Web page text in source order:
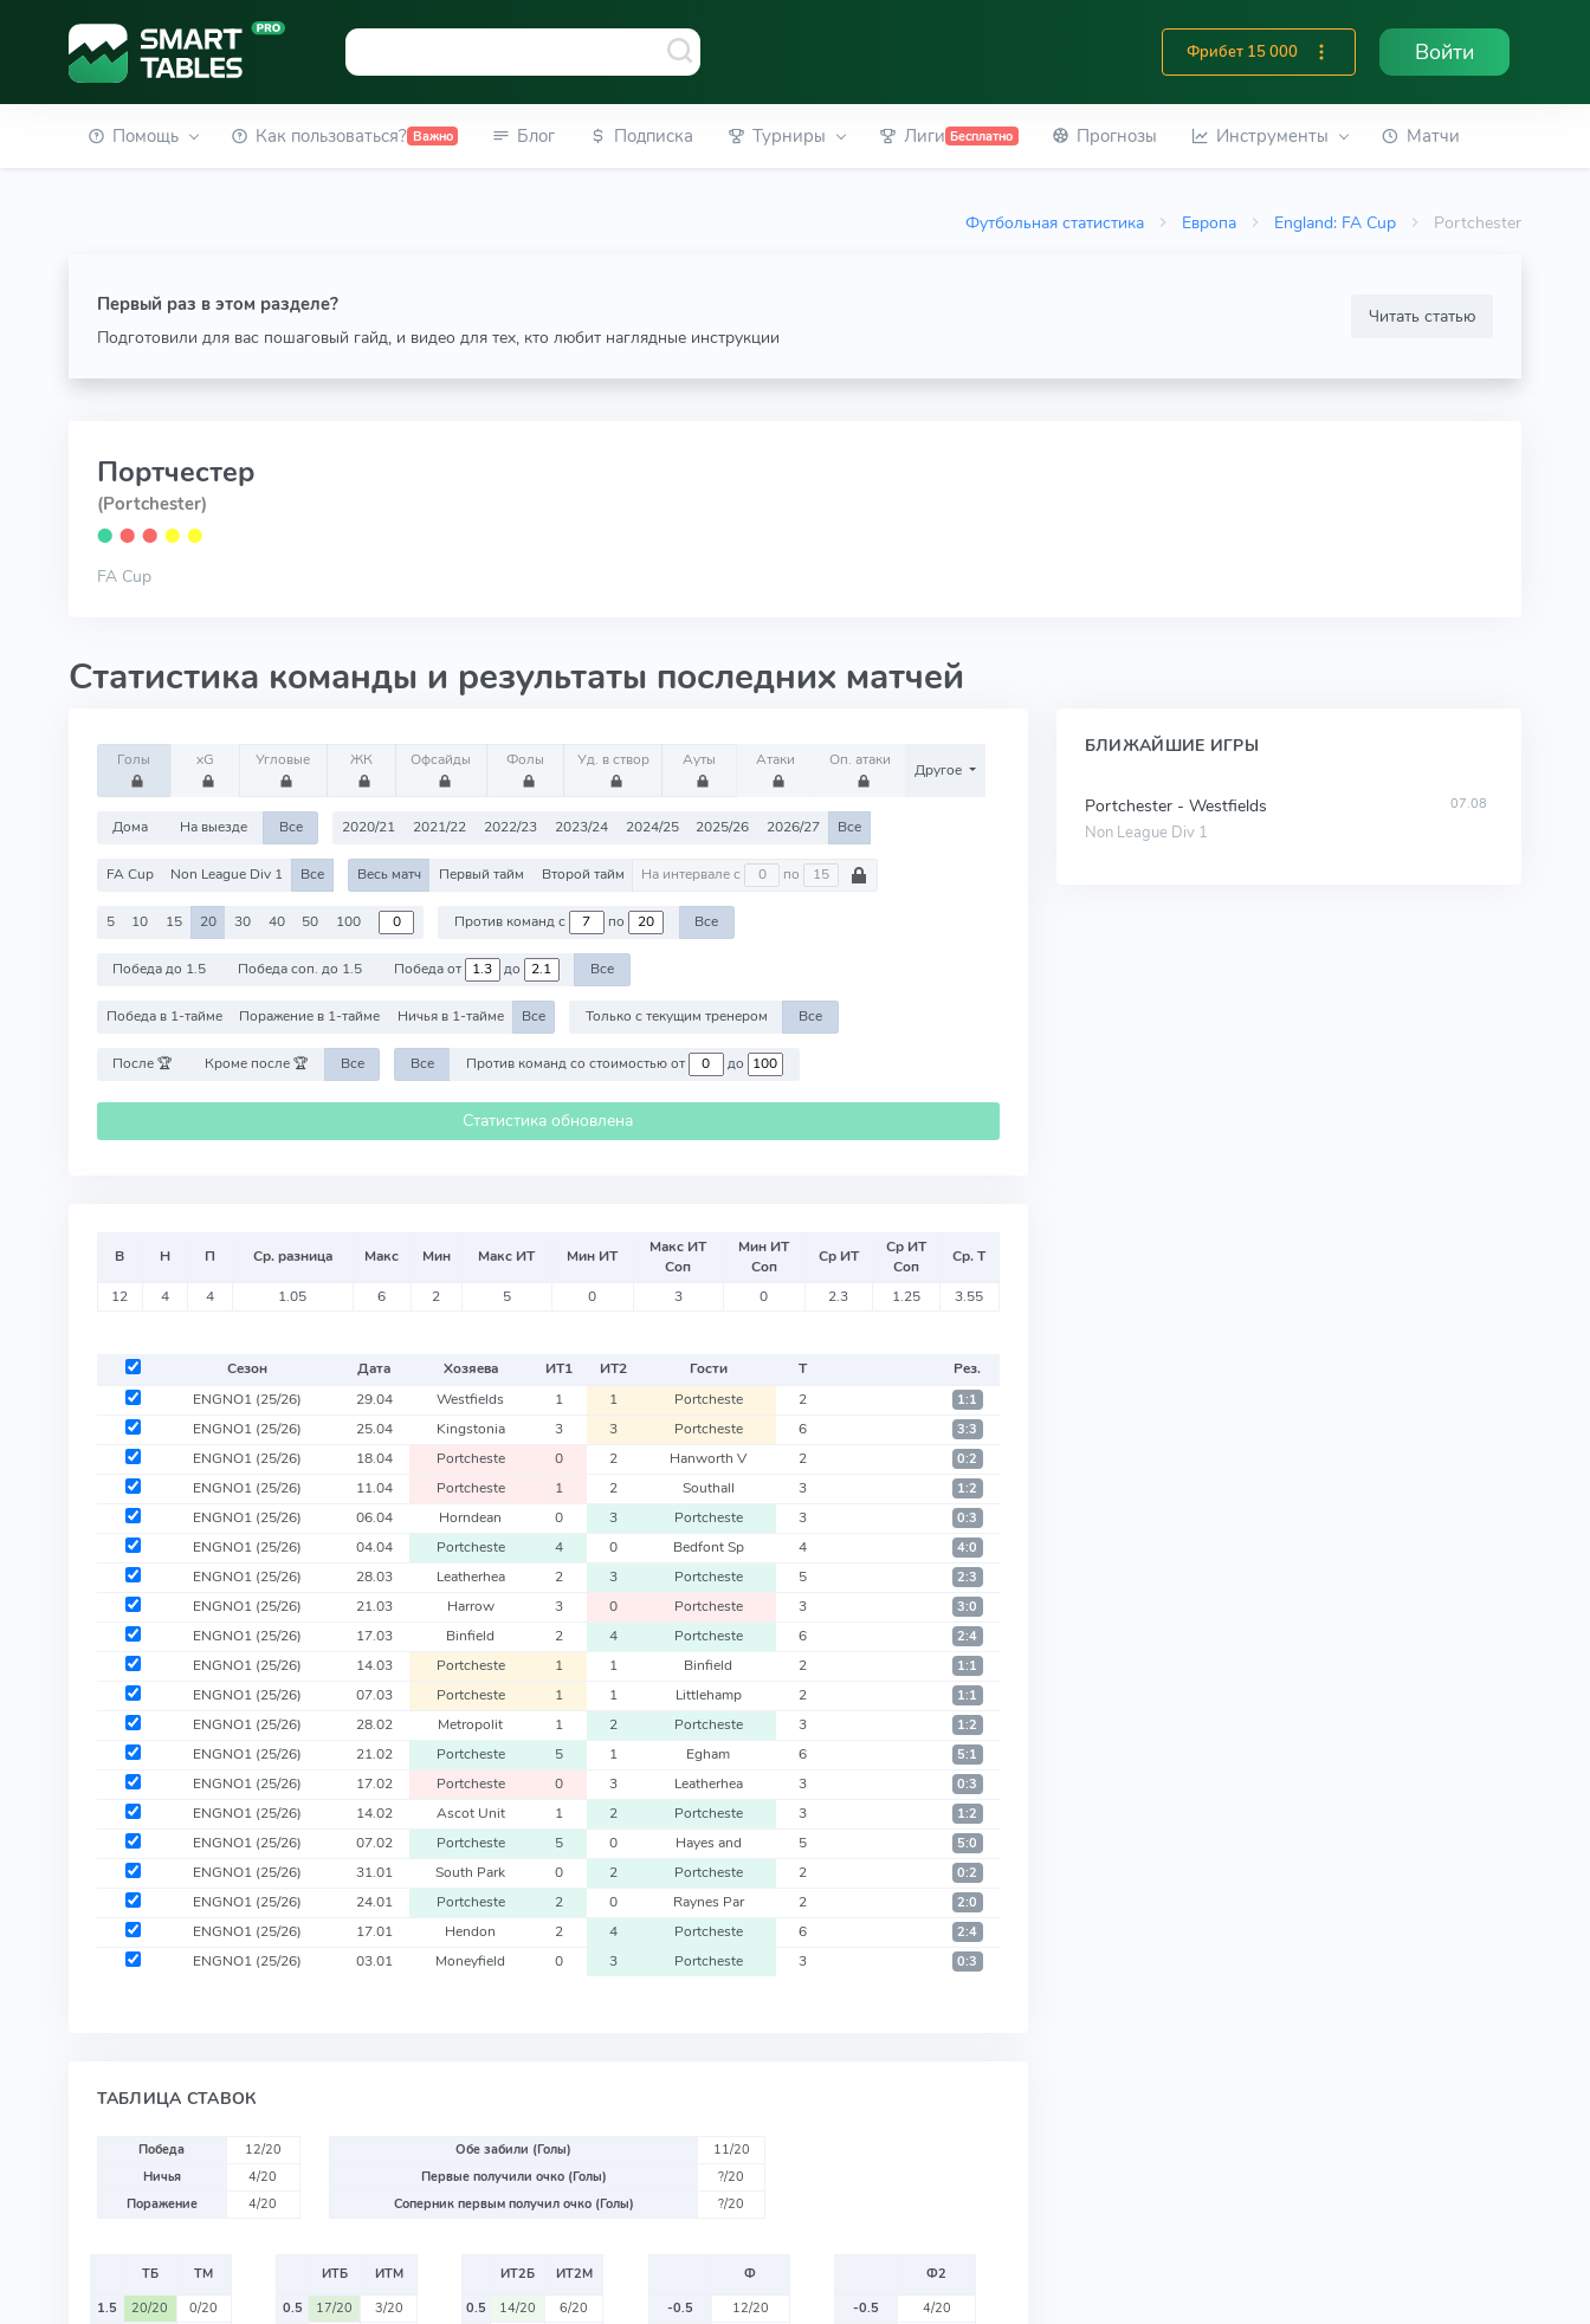
Фрибет 15 000 Войти
Помощь Как пользоваться? Важно Блог Подписка Турниры Лиги Бесплатно Прогнозы Инструменты Матчи
Футбольная статистика Европа England: FA Cup Portchester
Первый раз в этом разделе?
Подготовили для вас пошаговый гайд, и видео для тех, кто любит наглядные инструкции
Читать статью
Портчестер
(Portchester)
⬤ ⬤ ⬤ ⬤ ⬤
FA Cup
Статистика команды и результаты последних матчей
Голы xG Угловые ЖК Офсайды Фолы Уд. в створ Ауты Атаки Оп. атаки
Другое
Дома На выезде Все 2020/21 2021/22 2022/23 2023/24 2024/25 2025/26 2026/27 Все
FA Cup Non League Div 1 Все Весь матч Первый тайм Второй тайм На интервале с по
5 10 15 20 30 40 50 100 Против команд с по Все
Победа до 1.5 Победа соп. до 1.5 Победа от до Все
Победа в 1-тайме Поражение в 1-тайме Ничья в 1-тайме Все Только с текущим тренером Все
После 🏆 Кроме после 🏆 Все Все Против команд со стоимостью от до
Статистика обновлена
В Н П Ср. разница Макс Мин Макс ИТ Мин ИТ
Макс ИТ
Соп
Мин ИТ
Соп
Ср ИТ
Ср ИТ
Соп
Ср. Т
12 4 4 1.05 6 2 5 0 3 0 2.3 1.25 3.55
Сезон Дата Хозяева ИТ1 ИТ2 Гости Т
Рез.
ENGNO1 (25/26) 29.04 Westfields 1 1 Portcheste 2 1:1
ENGNO1 (25/26) 25.04 Kingstonia 3 3 Portcheste 6 3:3
ENGNO1 (25/26) 18.04 Portcheste 0 2 Hanworth V 2 0:2
ENGNO1 (25/26) 11.04 Portcheste 1 2 Southall 3 1:2
ENGNO1 (25/26) 06.04 Horndean 0 3 Portcheste 3 0:3
ENGNO1 (25/26) 04.04 Portcheste 4 0 Bedfont Sp 4 4:0
ENGNO1 (25/26) 28.03 Leatherhea 2 3 Portcheste 5 2:3
ENGNO1 (25/26) 21.03 Harrow 3 0 Portcheste 3 3:0
ENGNO1 (25/26) 17.03 Binfield 2 4 Portcheste 6 2:4
ENGNO1 (25/26) 14.03 Portcheste 1 1 Binfield 2 1:1
ENGNO1 (25/26) 07.03 Portcheste 1 1 Littlehamp 2 1:1
ENGNO1 (25/26) 28.02 Metropolit 1 2 Portcheste 3 1:2
ENGNO1 (25/26) 21.02 Portcheste 5 1 Egham 6 5:1
ENGNO1 (25/26) 17.02 Portcheste 0 3 Leatherhea 3 0:3
ENGNO1 (25/26) 14.02 Ascot Unit 1 2 Portcheste 3 1:2
ENGNO1 (25/26) 07.02 Portcheste 5 0 Hayes and 5 5:0
ENGNO1 (25/26) 31.01 South Park 0 2 Portcheste 2 0:2
ENGNO1 (25/26) 24.01 Portcheste 2 0 Raynes Par 2 2:0
ENGNO1 (25/26) 17.01 Hendon 2 4 Portcheste 6 2:4
ENGNO1 (25/26) 03.01 Moneyfield 0 3 Portcheste 3 0:3
ТАБЛИЦА СТАВОК
Победа
12/20
Ничья
4/20
Поражение
4/20
Обе забили (Голы)
11/20
Первые получили очко (Голы)
?/20
Соперник первым получил очко (Голы)
?/20
ТБ
ТМ
1.5
20/20
0/20
ИТБ
ИТМ
0.5
17/20
3/20
ИТ2Б
ИТ2М
0.5
14/20
6/20
Ф
-0.5
12/20
Ф2
-0.5
4/20
БЛИЖАЙШИЕ ИГРЫ
Portchester - Westfields
Non League Div 1
07.08